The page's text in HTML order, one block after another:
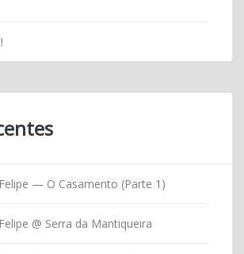
— O Casamento (Parte 1)
@ Serra da Mantiqueira